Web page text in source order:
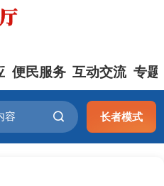
便民服务 互动交流 专题
长者模式